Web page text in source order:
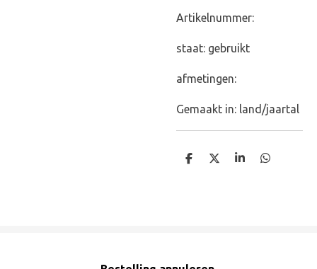
Artikelnummer:
staat: gebruikt
afmetingen:
Gemaakt in: land/jaartal
D
D
S
D